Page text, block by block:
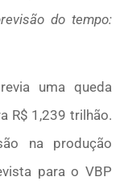
do tempo:
uma queda
R$ 1,239 trilhão.
na produção
para o VBP